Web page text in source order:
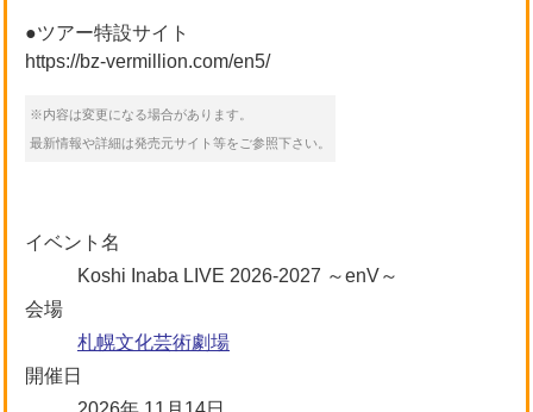
●ツアー特設サイト
https://bz-vermillion.com/en5/
※内容は変更になる場合があります。
最新情報や詳細は発売元サイト等をご参照下さい。
イベント名
Koshi Inaba LIVE 2026-2027 ～enV～
会場
札幌文化芸術劇場
開催日